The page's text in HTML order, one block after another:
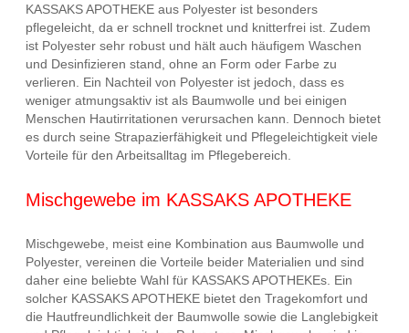
KASSAKS APOTHEKE aus Polyester ist besonders
pflegeleicht, da er schnell trocknet und knitterfrei ist. Zudem
ist Polyester sehr robust und hält auch häufigem Waschen
und Desinfizieren stand, ohne an Form oder Farbe zu
verlieren. Ein Nachteil von Polyester ist jedoch, dass es
weniger atmungsaktiv ist als Baumwolle und bei einigen
Menschen Hautirritationen verursachen kann. Dennoch bietet
es durch seine Strapazierfähigkeit und Pflegeleichtigkeit viele
Vorteile für den Arbeitsalltag im Pflegebereich.
Mischgewebe im KASSAKS APOTHEKE
Mischgewebe, meist eine Kombination aus Baumwolle und
Polyester, vereinen die Vorteile beider Materialien und sind
daher eine beliebte Wahl für KASSAKS APOTHEKEs. Ein
solcher KASSAKS APOTHEKE bietet den Tragekomfort und
die Hautfreundlichkeit der Baumwolle sowie die Langlebigkeit